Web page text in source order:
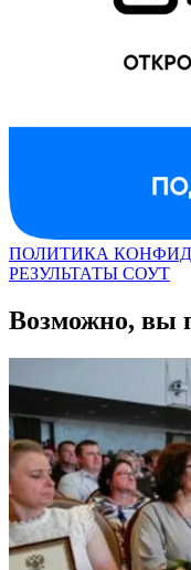
ПОЛИТИКА
РЕЗУЛЬТАТЫ СОУТ
Возможно, вы